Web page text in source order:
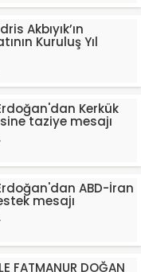
Akbıyık’ın
Kuruluş Yıl
Kerkük
taziye mesajı
ABD-İran
mesajı
FATMANUR DOĞAN